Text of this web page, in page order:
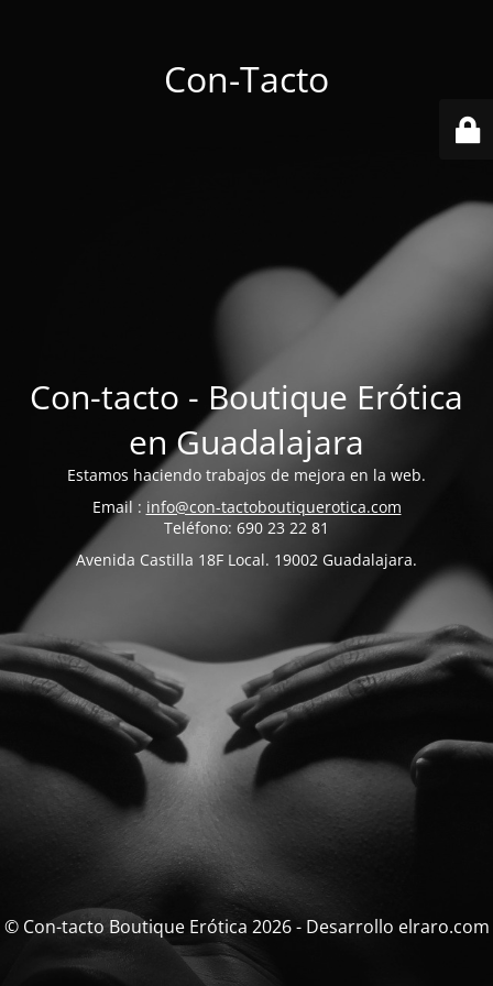
Con-Tacto
Con-tacto - Boutique Erótica
en Guadalajara
Estamos haciendo trabajos de mejora en la web.
Email : info@con-tactoboutiquerotica.com
Teléfono: 690 23 22 81
Avenida Castilla 18F Local. 19002 Guadalajara.
© Con-tacto Boutique Erótica 2026 - Desarrollo elraro.com